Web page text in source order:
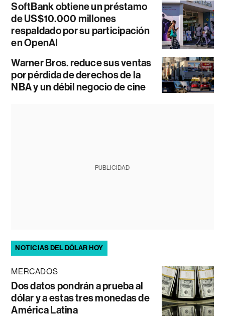
SoftBank obtiene un préstamo
de US$10.000 millones
respaldado por su participación
en OpenAI
Warner Bros. reduce sus ventas
por pérdida de derechos de la
NBA y un débil negocio de cine
PUBLICIDAD
NOTICIAS DEL DÓLAR HOY
MERCADOS
Dos datos pondrán a prueba al
dólar y a estas tres monedas de
América Latina